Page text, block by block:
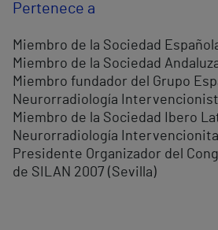
Pertenece a
Miembro de la Sociedad
Miembro de la Sociedad
Miembro fundador del Grupo
Neurorradiología
Miembro de la Sociedad Ibero
Neurorradiología Intervencionita
Presidente Organizador del
de SILAN 2007 (Sevilla)